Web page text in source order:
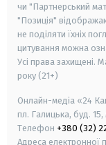
чи "Партнерський
"Позиція"
не поділяти їхніх
цитування можна
Усі права захищені.
року (21+)
Онлайн-медіа «24
пл. Галицька, буд.
Телефон +380 (32)
Адреса електронної